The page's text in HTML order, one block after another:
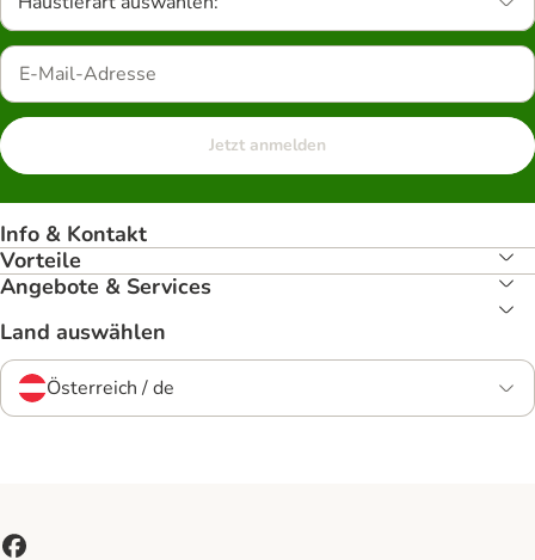
Jetzt anmelden
Info & Kontakt
Vorteile
Angebote & Services
Land auswählen
Österreich / de